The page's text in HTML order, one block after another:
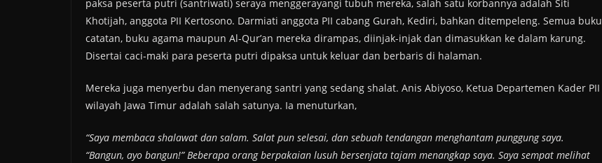
paksa peserta putri (santriwati) seraya menggerayangi tubuh mereka, salah satu korbannya adalah Siti
Khotijah, anggota PII Kertosono. Darmiati anggota PII cabang Gurah, Kediri, bahkan ditempeleng. Semua buku
catatan, buku agama maupun Al-Qur’an mereka dirampas, diinjak-injak dan dimasukkan ke dalam karung.
Disertai caci-maki para peserta putri dipaksa untuk keluar dan berbaris di halaman.
Mereka juga menyerbu dan menyerang santri yang sedang shalat. Anis Abiyoso, Ketua Departemen Kader PII
wilayah Jawa Timur adalah salah satunya. Ia menuturkan,
“Saya membaca shalawat dan salam. Salat pun selesai, dan sebuah tendangan menghantam punggung saya.
“Bangun, ayo bangun!” Beberapa orang berpakaian lusuh bersenjata tajam menangkap saya. Saya sempat melihat